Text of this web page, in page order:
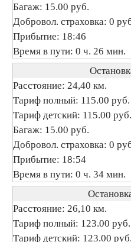
Багаж: 15.00 руб.
Добровол. страховка: 0
Прибытие: 18:46
Время в пути: 0 ч. 26 мин.
Расстояние: 24,40 км.
Тариф полный: 115.00 руб.
Тариф детский: 115.00 руб.
Багаж: 15.00 руб.
Добровол. страховка: 0
Прибытие: 18:54
Время в пути: 0 ч. 34 мин.
Расстояние: 26,10 км.
Тариф полный: 123.00 руб.
Тариф детский: 123.00 руб.